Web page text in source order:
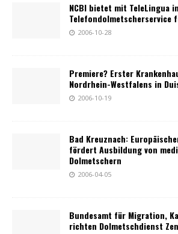
NCBI bietet mit TeleLingua
Telefondolmetscherservice
2006-10-28
Premiere? Erster
Nordrhein-Westfalens in
2006-10-19
Bad Kreuznach:
fördert Ausbildung von
Dolmetschern
2006-04-05
Bundesamt für Migration,
richten Dolmetschdienst